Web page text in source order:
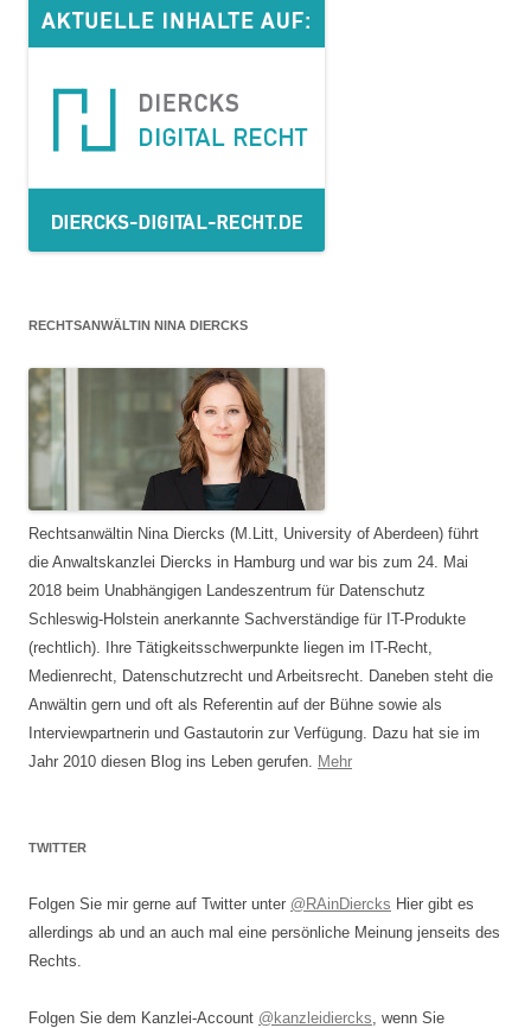
RECHTSANWÄLTIN NINA DIERCKS
Rechtsanwältin Nina Diercks (M.Litt, University of Aberdeen) führt
die Anwaltskanzlei Diercks in Hamburg und war bis zum 24. Mai
2018 beim Unabhängigen Landeszentrum für Datenschutz
Schleswig-Holstein anerkannte Sachverständige für IT-Produkte
(rechtlich). Ihre Tätigkeitsschwerpunkte liegen im IT-Recht,
Medienrecht, Datenschutzrecht und Arbeitsrecht. Daneben steht die
Anwältin gern und oft als Referentin auf der Bühne sowie als
Interviewpartnerin und Gastautorin zur Verfügung. Dazu hat sie im
Jahr 2010 diesen Blog ins Leben gerufen. Mehr
TWITTER
Folgen Sie mir gerne auf Twitter unter @RAinDiercks Hier gibt es
allerdings ab und an auch mal eine persönliche Meinung jenseits des
Rechts.
Folgen Sie dem Kanzlei-Account @kanzleidiercks, wenn Sie